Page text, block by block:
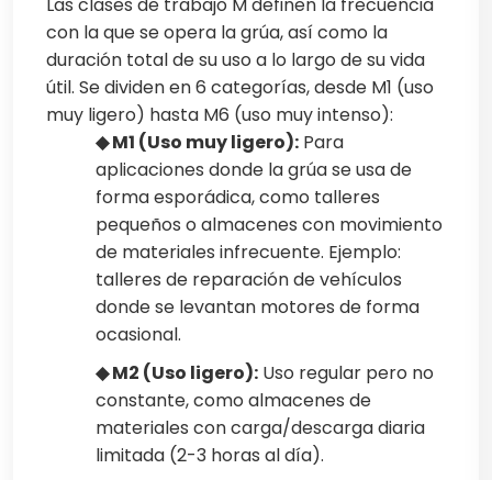
Las clases de trabajo M definen la frecuencia
con la que se opera la grúa, así como la
duración total de su uso a lo largo de su vida
útil. Se dividen en 6 categorías, desde M1 (uso
muy ligero) hasta M6 (uso muy intenso):
◆ M1 (Uso muy ligero): Para
aplicaciones donde la grúa se usa de
forma esporádica, como talleres
pequeños o almacenes con movimiento
de materiales infrecuente. Ejemplo:
talleres de reparación de vehículos
donde se levantan motores de forma
ocasional.
◆ M2 (Uso ligero): Uso regular pero no
constante, como almacenes de
materiales con carga/descarga diaria
limitada (2-3 horas al día).